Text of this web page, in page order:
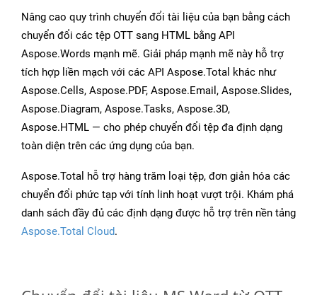
Nâng cao quy trình chuyển đổi tài liệu của bạn bằng cách
chuyển đổi các tệp OTT sang HTML bằng API
Aspose.Words mạnh mẽ. Giải pháp mạnh mẽ này hỗ trợ
tích hợp liền mạch với các API Aspose.Total khác như
Aspose.Cells, Aspose.PDF, Aspose.Email, Aspose.Slides,
Aspose.Diagram, Aspose.Tasks, Aspose.3D,
Aspose.HTML — cho phép chuyển đổi tệp đa định dạng
toàn diện trên các ứng dụng của bạn.
Aspose.Total hỗ trợ hàng trăm loại tệp, đơn giản hóa các
chuyển đổi phức tạp với tính linh hoạt vượt trội. Khám phá
danh sách đầy đủ các định dạng được hỗ trợ trên nền tảng
Aspose.Total Cloud.